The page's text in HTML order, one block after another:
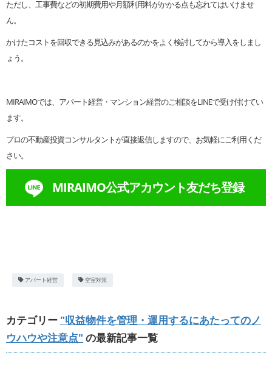
ただし、工事費などの初期費用や月額利用料がかかる点も忘れてはいけませ
ん。
かけたコストを回収できる見込みがあるのかをよく検討してから導入をしまし
ょう。
MIRAIMOでは、アパート経営・マンション経営のご相談をLINEで受け付けてい
ます。
プロの不動産投資コンサルタントが直接返信しますので、お気軽にご利用くだ
さい。
MIRAIMO公式アカウント友だち登録
アパート経営 空室対策
カテゴリー "収益物件を管理・運用するにあたってのノ
ウハウや注意点" の最新記事一覧